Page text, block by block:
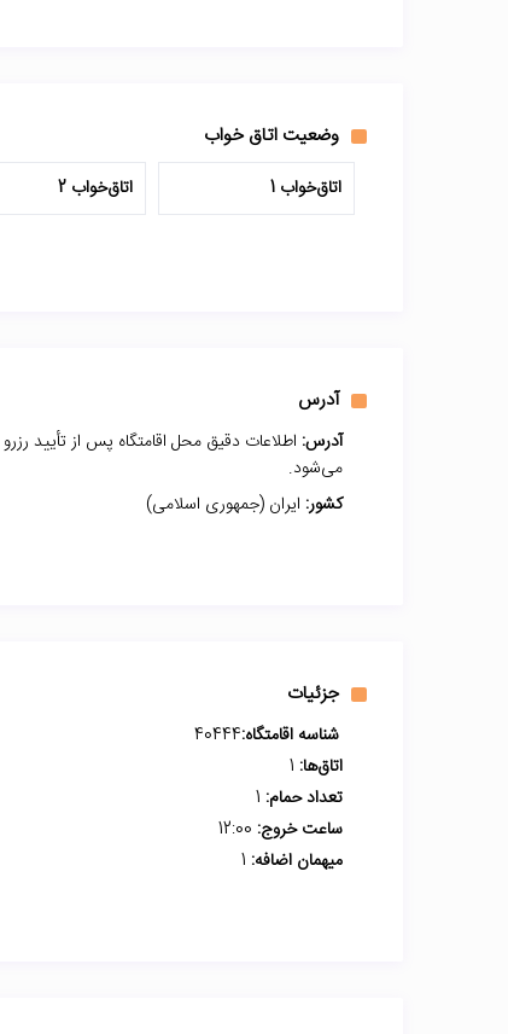
وضعیت اتاق خواب
اتاق‌خواب 1 اتاق‌خواب 2
آدرس
آدرس: اطلاعات دقیق محل اقامتگاه پس از تأیید رزرو
می‌شود.
کشور: ایران (جمهوری اسلامی)
جزئیات
شناسه اقامتگاه:40444
اتاق‌ها:
تعداد حمام:
ساعت خروج:
میهمان اضافه: